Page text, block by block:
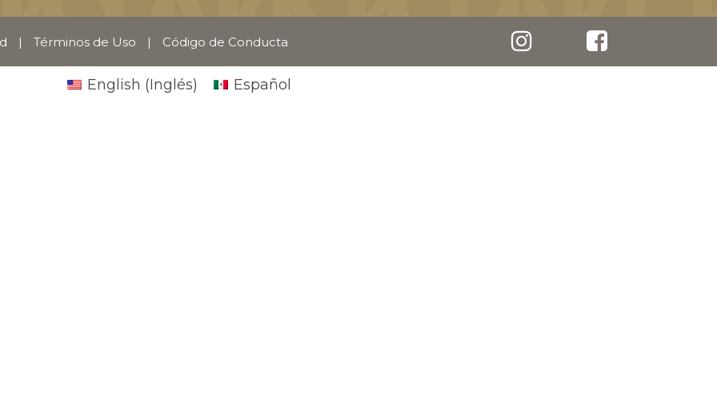
| Términos de Uso | Código de Conducta
English (Inglés) Español